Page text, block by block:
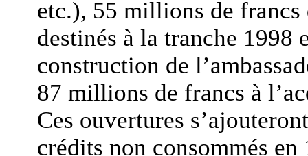
etc.), 55 millions de francs
destinés à la tranche 1998
construction de
87 millions de francs à
Ces ouvertures
crédits non consommés